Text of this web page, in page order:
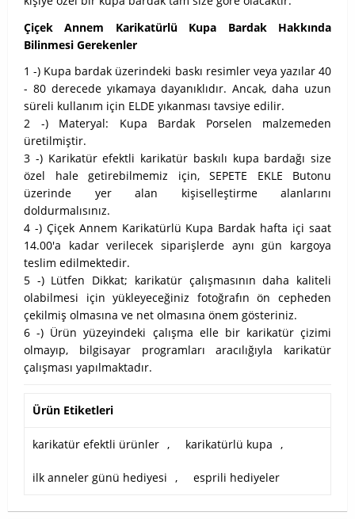
Çiçek Annem Karikatürlü Kupa Bardak Hakkında
Bilinmesi Gerekenler
1 -) Kupa bardak üzerindeki baskı resimler veya yazılar 40
- 80 derecede yıkamaya dayanıklıdır. Ancak, daha uzun
süreli kullanım için ELDE yıkanması tavsiye edilir.
2 -) Materyal: Kupa Bardak Porselen malzemeden
üretilmiştir.
3 -) Karikatür efektli karikatür baskılı kupa bardağı size
özel hale getirebilmemiz için, SEPETE EKLE Butonu
üzerinde yer alan kişiselleştirme alanlarını
doldurmalısınız.
4 -) Çiçek Annem Karikatürlü Kupa Bardak hafta içi saat
14.00'a kadar verilecek siparişlerde aynı gün kargoya
teslim edilmektedir.
5 -) Lütfen Dikkat; karikatür çalışmasının daha kaliteli
olabilmesi için yükleyeceğiniz fotoğrafın ön cepheden
çekilmiş olmasına ve net olmasına önem gösteriniz.
6 -) Ürün yüzeyindeki çalışma elle bir karikatür çizimi
olmayıp, bilgisayar programları aracılığıyla karikatür
çalışması yapılmaktadır.
Ürün Etiketleri
karikatür efektli ürünler , karikatürlü kupa ,
ilk anneler günü hediyesi , esprili hediyeler